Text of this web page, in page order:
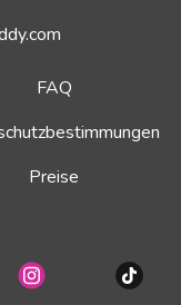
FAQ
Preise